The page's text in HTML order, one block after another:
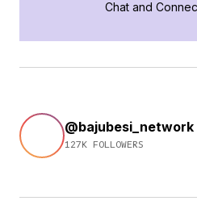
Chat and
@bajubesi_network
127K FOLLOWERS